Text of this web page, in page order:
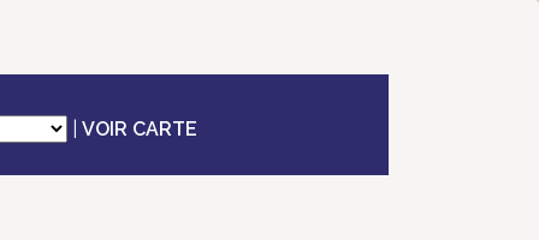
|VOIR CARTE